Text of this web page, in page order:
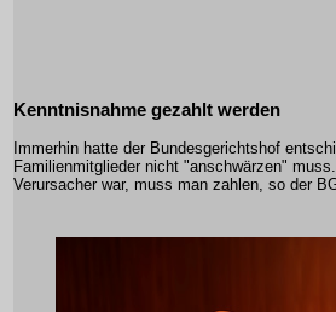
Kenntnisnahme gezahlt werden
Immerhin hatte der Bundesgerichtshof
Familienmitglieder nicht "anschwärzen"
Verursacher war, muss man zahlen, so der